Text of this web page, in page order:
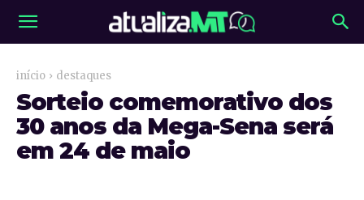
início destaques
Sorteio comemorativo dos
30 anos da Mega-Sena será
em 24 de maio